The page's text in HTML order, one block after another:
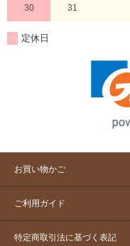
30 31
定休日
お買い物かご
ご利用ガイド
特定商取引法に基づく表記